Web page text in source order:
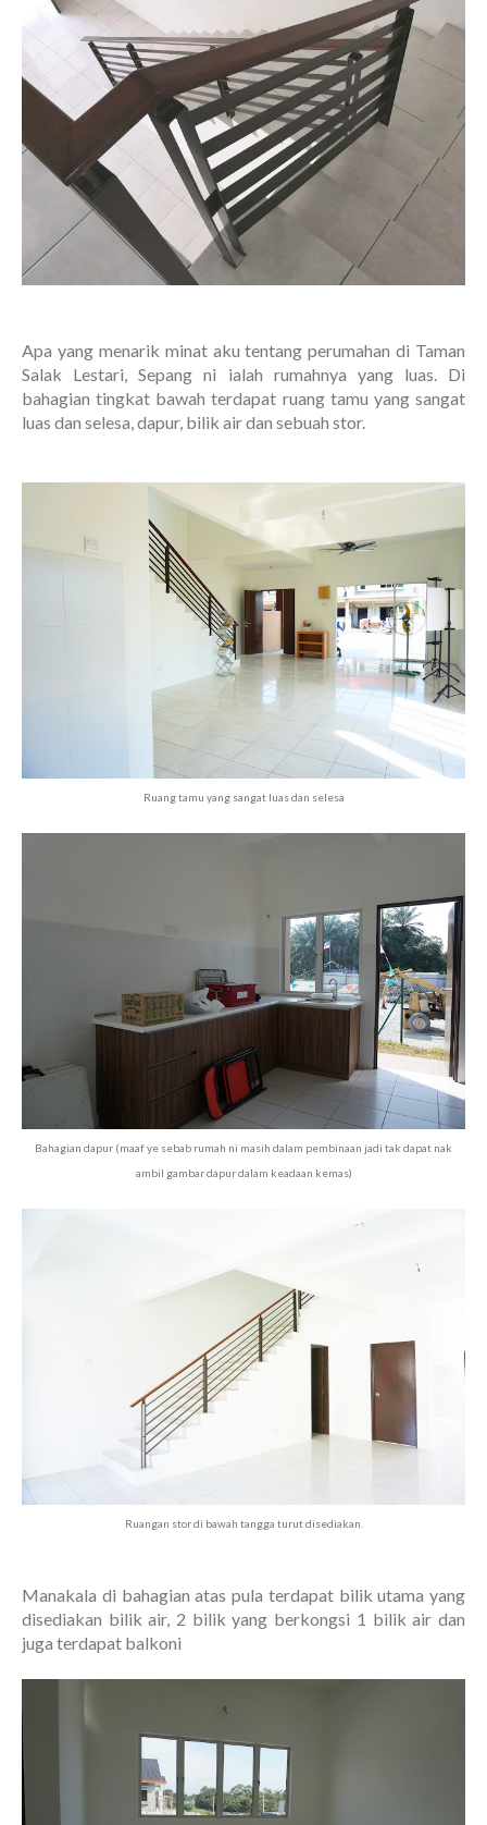
Apa yang menarik minat aku tentang perumahan di Taman
Salak Lestari, Sepang ni ialah rumahnya yang luas. Di
bahagian tingkat bawah terdapat ruang tamu yang sangat
luas dan selesa, dapur, bilik air dan sebuah stor.
Ruang tamu yang sangat luas dan selesa
Bahagian dapur (maaf ye sebab rumah ni masih dalam pembinaan jadi tak dapat nak
ambil gambar dapur dalam keadaan kemas)
Ruangan stor di bawah tangga turut disediakan.
Manakala di bahagian atas pula terdapat bilik utama yang
disediakan bilik air, 2 bilik yang berkongsi 1 bilik air dan
juga terdapat balkoni